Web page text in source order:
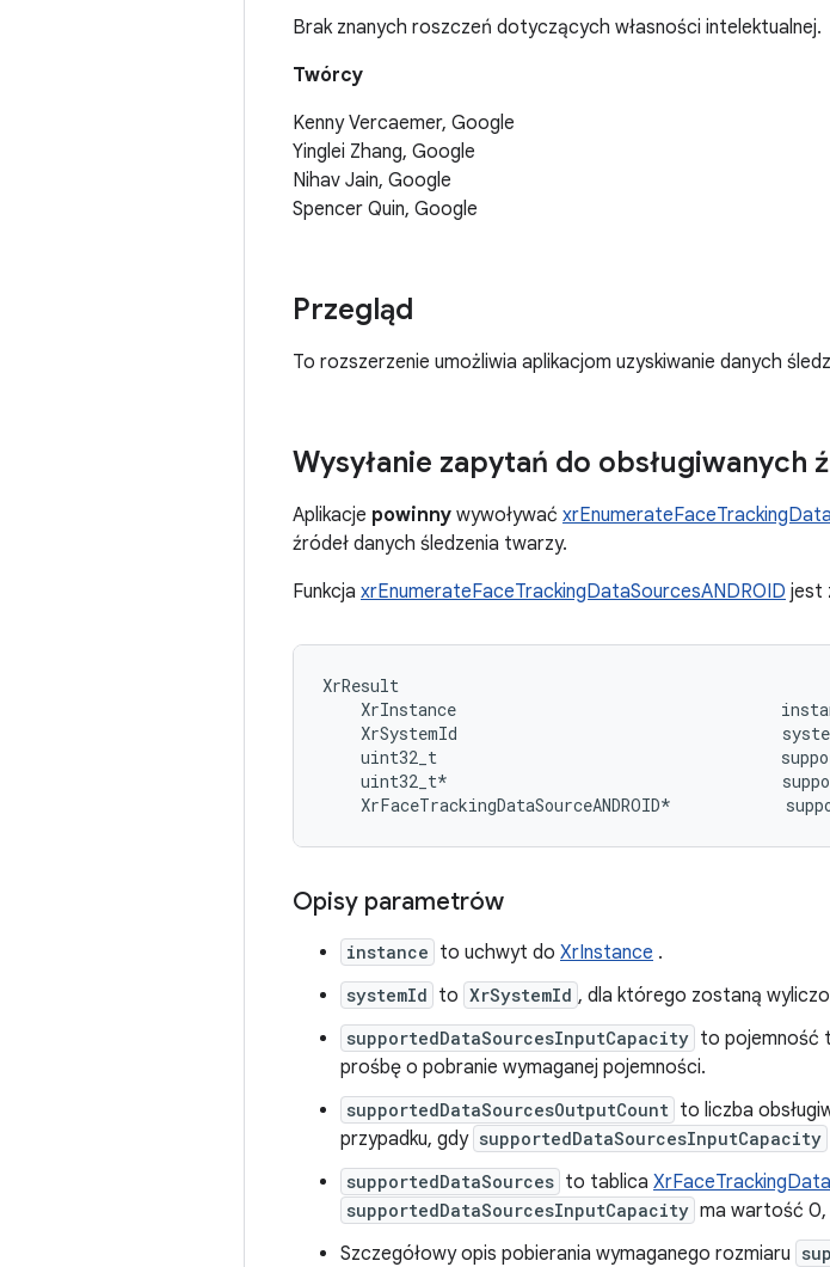
Brak znanych roszczeń dotyczących własności intelektualnej.
Twórcy
Kenny Vercaemer, Google
Yinglei Zhang, Google
Nihav Jain, Google
Spencer Quin, Google
Przegląd
To rozszerzenie umożliwia aplikacjom uzyskiwanie danych
Wysyłanie zapytań do obsługiwanych
Aplikacje powinny wywoływać
źródeł danych śledzenia twarzy.
Funkcja xrEnumerateFaceTrackingDataSourcesANDROID jest
XrResult
XrInstance
XrSystemId
uint32_t
uint32_t*
Opisy parametrów
instance to uchwyt do XrInstance .
systemId to XrSystemId , dla którego zostaną
supportedDataSourcesInputCapacity to pojemność
prośbę o pobranie wymaganej pojemności.
supportedDataSourcesOutputCount to liczba
przypadku, gdy supportedDataSourcesInputCapacity
supportedDataSources to tablica
supportedDataSourcesInputCapacity ma wartość 0,
Szczegółowy opis pobierania wymaganego rozmiaru